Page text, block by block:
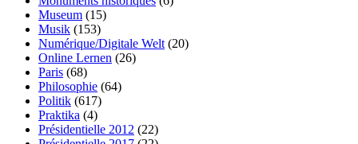
Museum (15)
Musik (153)
Numérique/Digitale Welt (20)
Online Lernen (26)
Paris (68)
Philosophie (64)
Politik (617)
Praktika (4)
Présidentielle 2012 (22)